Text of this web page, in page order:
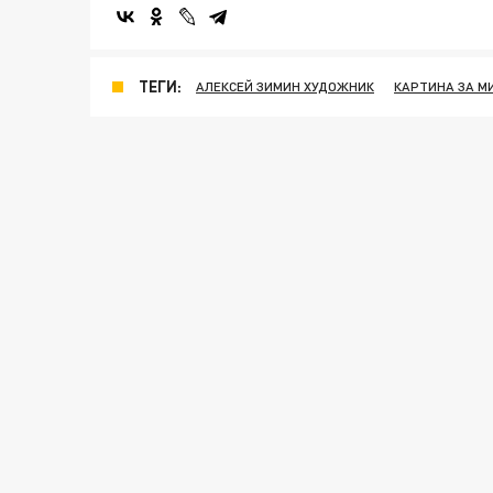
ТЕГИ: АЛЕКСЕЙ ЗИМИН ХУДОЖНИК КАРТИНА ЗА